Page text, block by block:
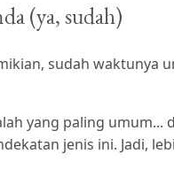
(ya, sudah)
sudah waktunya
yang paling
jenis ini. Jadi,